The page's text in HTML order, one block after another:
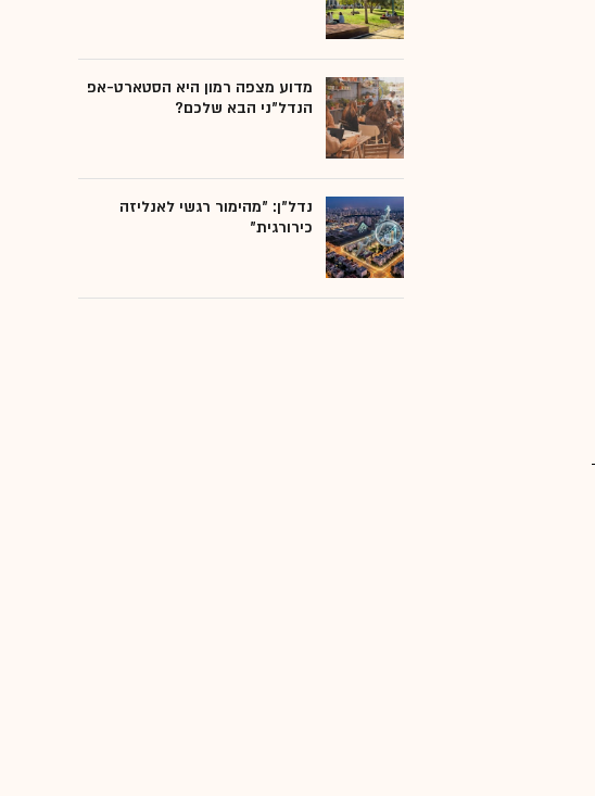
מדוע מצפה רמון היא הסטארט-אפ
הנדל"ני הבא שלכם?
נדל"ן: "מהימור רגשי לאנליזה
כירורגית"